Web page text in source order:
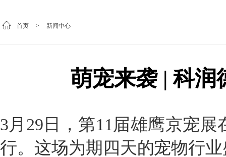
首页 > 新闻中心
萌宠来袭 | 科润
3月29日，第11届雄鹰京宠
行。这场为期四天的宠物行